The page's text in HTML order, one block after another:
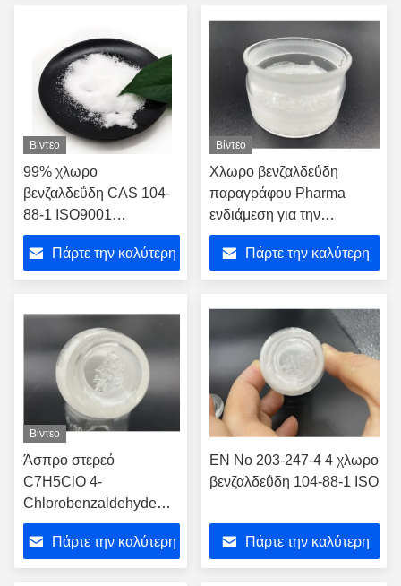
Βίντεο
99% χλωρο
βενζαλδεΰδη CAS 104-
88-1 ISO9001
παραγράφου αγνότητας
Πάρτε την καλύτερη
Βίντεο
Χλωρο βενζαλδεΰδη
παραγράφου Pharma
ενδιάμεση για την
παραγωγή ιατρικής
Πάρτε την καλύτερη
Βίντεο
Άσπρο στερεό
C7H5ClO 4-
Chlorobenzaldehyde
Spowder
Πάρτε την καλύτερη
EN Νο 203-247-4 4 χλωρο
βενζαλδεΰδη 104-88-1 ISO
Πάρτε την καλύτερη